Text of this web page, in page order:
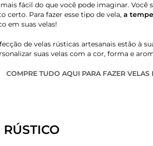
fácil do que você pode imaginar. Você
certo. Para fazer esse tipo de vela, a
em suas velas!
de velas rústicas artesanais estão à
suas velas com a cor, forma e
COMPRE TUDO AQUI PARA FAZER VELAS